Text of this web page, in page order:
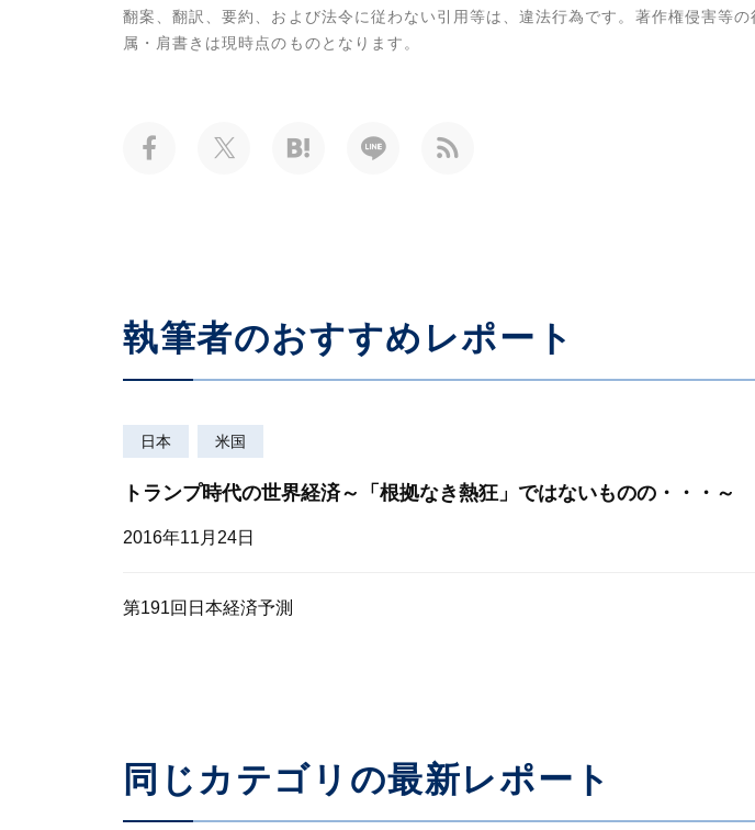
翻案、翻訳、要約、および法令に従わない引用等は、違法行為です。著作権侵害等
属・肩書きは現時点のものとなります。
執筆者のおすすめレポート
日本 米国
トランプ時代の世界経済～「根拠なき熱狂」ではないものの・・・～
2016年11月24日
第191回日本経済予測
同じカテゴリの最新レポート